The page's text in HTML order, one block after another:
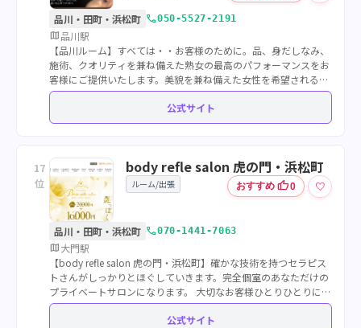
品川・田町・浜松町 call050-5527-2191
map品川駅
【品川ルーム】すべては・・お客様のために。品、身だしなみ、
施術、クオリティを兼ね備えた熟女の最高のパフォーマンスをお
客様にご提供いたします。美貌を兼ね備えた女性を希望される男
性のためのお店です。
公式サイト
17
位
body refle salon 虎の門・浜松町
ルーム/出張 おすすめ thumb_up0 ♡
品川・田町・浜松町 call070-1441-7063
map大門駅
【body refle salon 虎の門・浜松町】確かな技術を持つセラピス
トさんがしっかりとほぐしていきます。完全個室のあなただけの
プライベートサロンになります。 大切なお客様ひとりひとりに真
心こめてマッサージ致します！
公式サイト